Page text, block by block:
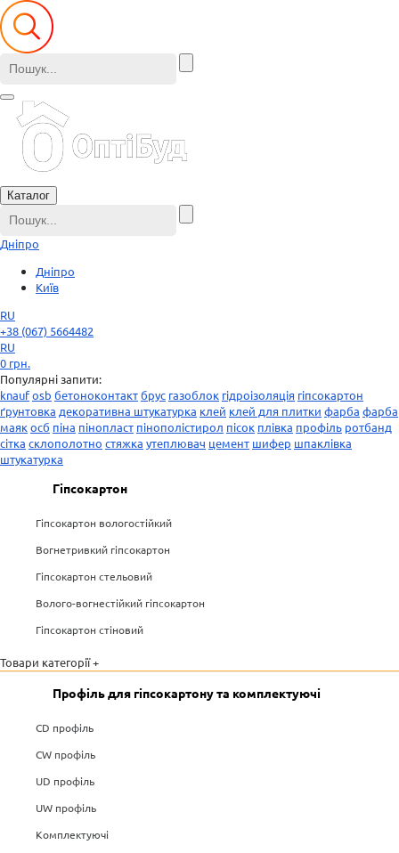
Каталог
Дніпро
Дніпро
Київ
RU
+38 (067) 5664482
RU
0 грн.
Популярні запити:
knaufosb бетоноконтактбрус газоблок гідроізоляція гіпсокартон
ґрунтовка декоративна штукатурка клей клей для плитки фарба фарба
маякосб піна пінопласт пінополістирол пісок плівка профіль ротбанд
сітка склополотно стяжка утеплювач цемент шифер шпаклівка
штукатурка
Гіпсокартон
Гіпсокартон вологостійкий
Вогнетривкий гіпсокартон
Гіпсокартон стельовий
Волого-вогнестійкий гіпсокартон
Гіпсокартон стіновий
Товари категорії +
Профіль для гіпсокартону та комплектуючі
CD профіль
CW профіль
UD профіль
UW профіль
Комплектуючі